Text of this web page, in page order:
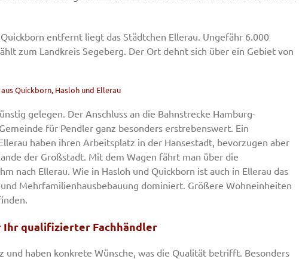
entfernt liegt das Städtchen Ellerau. Ungefähr 6.000
zum Landkreis Segeberg. Der Ort dehnt sich über ein Gebiet von
Quickborn, Hasloh und Ellerau
gelegen. Der Anschluss an die Bahnstrecke Hamburg-
für Pendler ganz besonders erstrebenswert. Ein
haben ihren Arbeitsplatz in der Hansestadt, bevorzugen aber
der Großstadt. Mit dem Wagen fährt man über die
nach Ellerau. Wie in Hasloh und Quickborn ist auch in Ellerau das
Mehrfamilienhausbebauung dominiert. Größere Wohneinheiten
Ihr qualifizierter Fachhändler
und haben konkrete Wünsche, was die Qualität betrifft. Besonders